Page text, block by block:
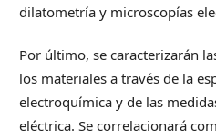
dilatometría y microscopías
Por último, se caracterizarán
los materiales a través de la
electroquímica y de las
eléctrica. Se correlacionará